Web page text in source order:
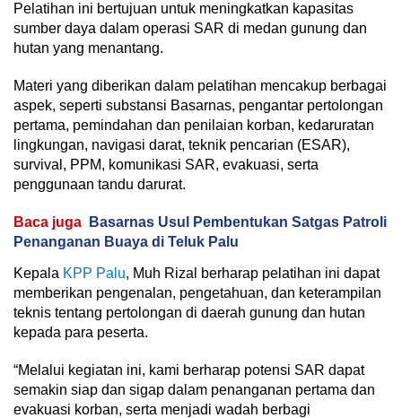
Pelatihan ini bertujuan untuk meningkatkan kapasitas
sumber daya dalam operasi SAR di medan gunung dan
hutan yang menantang.
Materi yang diberikan dalam pelatihan mencakup berbagai
aspek, seperti substansi Basarnas, pengantar pertolongan
pertama, pemindahan dan penilaian korban, kedaruratan
lingkungan, navigasi darat, teknik pencarian (ESAR),
survival, PPM, komunikasi SAR, evakuasi, serta
penggunaan tandu darurat.
Baca juga
Basarnas Usul Pembentukan Satgas Patroli
Penanganan Buaya di Teluk Palu
Kepala KPP Palu, Muh Rizal berharap pelatihan ini dapat
memberikan pengenalan, pengetahuan, dan keterampilan
teknis tentang pertolongan di daerah gunung dan hutan
kepada para peserta.
“Melalui kegiatan ini, kami berharap potensi SAR dapat
semakin siap dan sigap dalam penanganan pertama dan
evakuasi korban, serta menjadi wadah berbagi